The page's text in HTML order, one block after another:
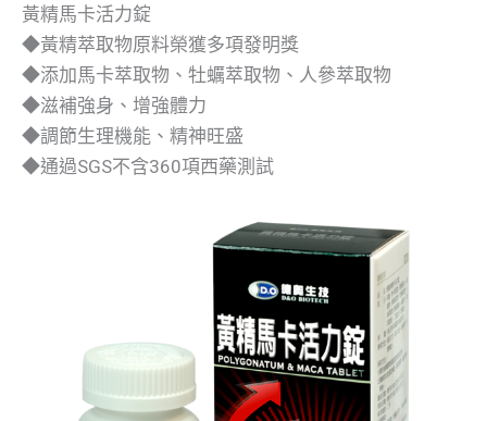
黃精馬卡活力錠
◆黃精萃取物原料榮獲多項發明獎
◆添加馬卡萃取物、牡蠣萃取物、人參萃取物
◆滋補強身、增強體力
◆調節生理機能、精神旺盛
◆通過SGS不含360項西藥測試